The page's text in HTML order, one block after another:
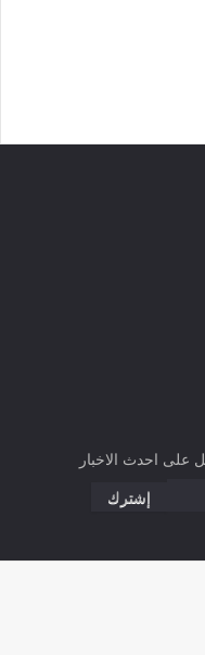
على احدث الاخبار